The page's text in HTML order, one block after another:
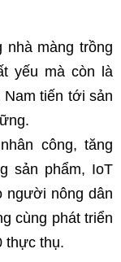
nhà màng trồng
yếu mà còn là
tiến tới sản
sản phẩm, IoT
người nông dân
cùng phát triển
thực thụ.